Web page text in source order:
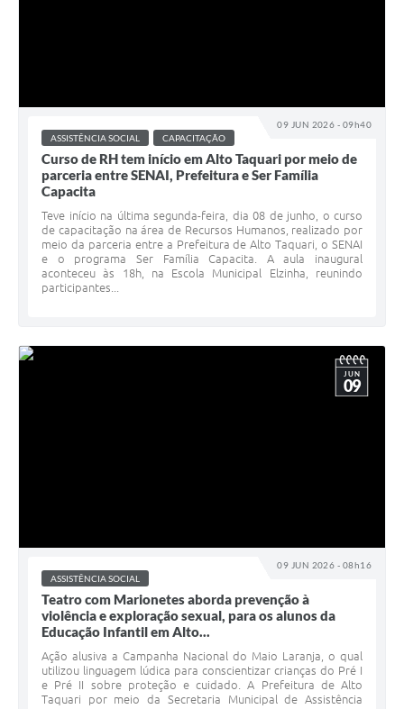
09 JUN 2026 - 09h40
ASSISTÊNCIA SOCIAL
CAPACITAÇÃO
Curso de RH tem início em Alto Taquari por meio de
parceria entre SENAI, Prefeitura e Ser Família
Capacita
Teve início na última segunda-feira, dia 08 de junho, o curso
de capacitação na área de Recursos Humanos, realizado por
meio da parceria entre a Prefeitura de Alto Taquari, o SENAI
e o programa Ser Família Capacita. A aula inaugural
aconteceu às 18h, na Escola Municipal Elzinha, reunindo
participantes...
09 JUN 2026 - 08h16
JUN
09
ASSISTÊNCIA SOCIAL
Teatro com Marionetes aborda prevenção à
violência e exploração sexual, para os alunos da
Educação Infantil em Alto...
Ação alusiva a Campanha Nacional do Maio Laranja, o qual
utilizou linguagem lúdica para conscientizar crianças do Pré I
e Pré II sobre proteção e cuidado. A Prefeitura de Alto
Taquari por meio da Secretaria Municipal de Assistência